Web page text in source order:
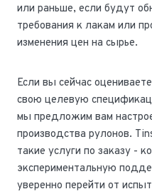
или раньше, если будут
требования к лакам или
изменения цен на сырье.
Если вы сейчас
свою целевую
мы предложим вам
производства рулонов.
такие услуги по заказу -
экспериментальную
уверенно перейти от